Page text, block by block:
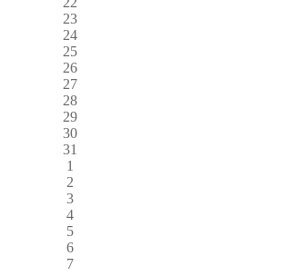
23
24
25
26
27
28
29
30
31
1
2
3
4
5
6
7